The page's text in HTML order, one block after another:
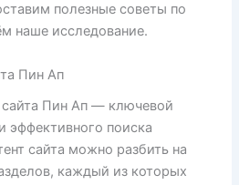
полезные советы по
наше исследование.
Пин Ап
Пин Ап — ключевой
эффективного поиска
сайта можно разбить на
каждый из которых